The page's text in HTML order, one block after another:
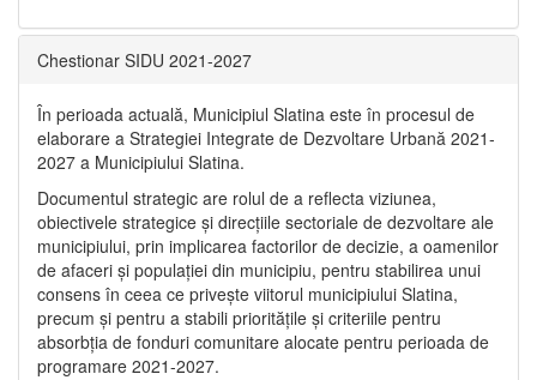
Chestionar SIDU 2021-2027
În perioada actuală, Municipiul Slatina este în procesul de
elaborare a Strategiei Integrate de Dezvoltare Urbană 2021‐
2027 a Municipiului Slatina.
Documentul strategic are rolul de a reflecta viziunea,
obiectivele strategice și direcțiile sectoriale de dezvoltare ale
municipiului, prin implicarea factorilor de decizie, a oamenilor
de afaceri și populației din municipiu, pentru stabilirea unui
consens în ceea ce privește viitorul municipiului Slatina,
precum și pentru a stabili prioritățile și criteriile pentru
absorbția de fonduri comunitare alocate pentru perioada de
programare 2021-2027.